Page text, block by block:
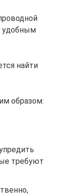
удобным
найти
образом:
требуют